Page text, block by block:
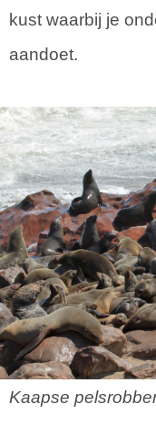
kust waarbij je
aandoet.
Kaapse